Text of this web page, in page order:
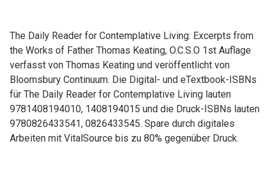
The Daily Reader for Contemplative Living: Excerpts from
the Works of Father Thomas Keating, O.C.S.O 1st Auflage
verfasst von Thomas Keating und veröffentlicht von
Bloomsbury Continuum. Die Digital- und eTextbook-ISBNs
für The Daily Reader for Contemplative Living lauten
9781408194010, 1408194015 und die Druck-ISBNs lauten
9780826433541, 0826433545. Spare durch digitales
Arbeiten mit VitalSource bis zu 80% gegenüber Druck.